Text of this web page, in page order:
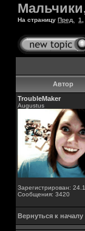
На страницу Пред. 1
Автор
TroubleMaker
Augustus
Зарегистрирован:
Сообщения: 3420
Вернуться к началу